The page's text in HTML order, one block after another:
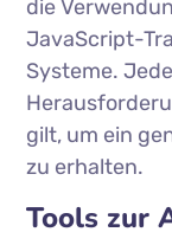
die
JavaScript-
Systeme.
gilt, um ein
zu erhalten.
Tools zur